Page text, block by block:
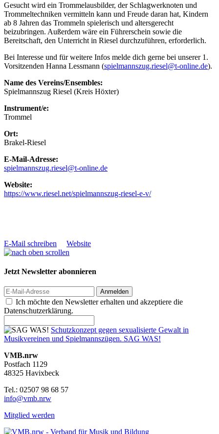
Gesucht wird ein Trommelausbilder, der Schlagwerknoten und
Trommeltechniken vermitteln kann und Freude daran hat, Kindern
ab 8 Jahren das Trommeln spielerisch und altersgerecht
beizubringen. Außerdem wäre ein Führerschein sowie die
Bereitschaft, den Unterricht in Riesel durchzuführen, erforderlich.
Bei Interesse und für weitere Infos melde dich gerne bei unserer 1.
Vorsitzenden Hanna Lessmann (spielmannszug.riesel@t-online.de).
Name des Vereins/Ensembles:
Spielmannszug Riesel (Kreis Höxter)
Instrument/e:
Trommel
Ort:
Brakel-Riesel
E-Mail-Adresse:
spielmannszug.riesel@t-online.de
Website:
https://www.riesel.net/spielmannszug-riesel-e-v/
E-Mail schreiben Website
Jetzt Newsletter abonnieren
Anmelden
Ich möchte den Newsletter erhalten und akzeptiere die
Datenschutzerklärung.
Schutzkonzept gegen sexualisierte Gewalt in
Musikvereinen und Spielmannszügen. SAG WAS!
VMB.nrw
Postfach 1129
48325 Havixbeck
Tel.: 02507 98 68 57
info@vmb.nrw
Mitglied werden